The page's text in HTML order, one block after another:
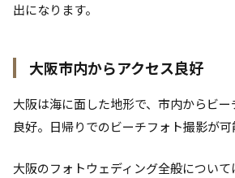
出になります。
大阪市内からアクセス良好
大阪は海に面した地形で、市内からビ
良好。日帰りでのビーチフォト撮影が可
大阪のフォトウェディング全般について